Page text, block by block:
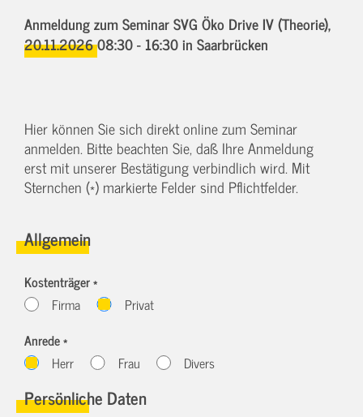
Anmeldung zum Seminar SVG Öko Drive IV (Theorie),
20.11.2026 08:30 - 16:30in Saarbrücken
Hier können Sie sich direkt online zum Seminar
anmelden. Bitte beachten Sie, daß Ihre Anmeldung
erst mit unserer Bestätigung verbindlich wird. Mit
Sternchen (*) markierte Felder sind Pflichtfelder.
Allgemein
Kostenträger *
Firma
Privat
Anrede *
Herr
Frau Divers
Persönliche Daten